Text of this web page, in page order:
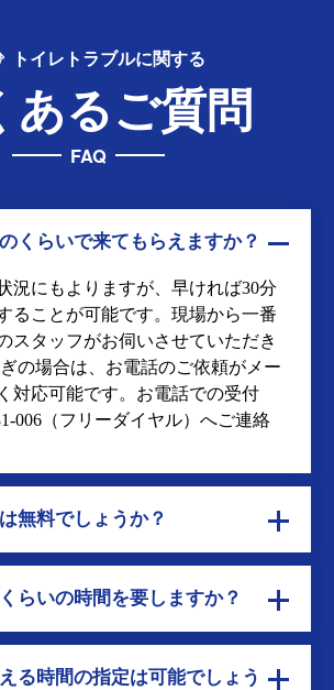
トイレトラブルに関する
あるご質問
FAQ
くらいで来てもらえますか？
況にもよりますが、早ければ30分
ることが可能です。現場から一番
スタッフがお伺いさせていただき
の場合は、お電話のご依頼がメー
対応可能です。お電話での受付
006 （フリーダイヤル）へご連絡
無料でしょうか？
らいの時間を要しますか？
る時間の指定は可能でしょう